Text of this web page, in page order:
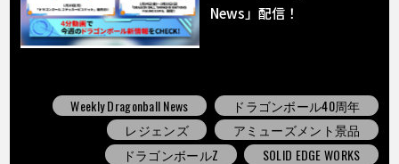
News」配信！
Weekly Dragonball News
ドラゴンボール40周年
レジェンズ
アミューズメント景品
ドラゴンボールZ
SOLID EDGE WORKS